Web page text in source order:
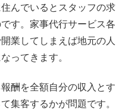
んでいるとスタッフの求
す。家事代行サービス各
業してしまえば地元の人
ってきます。
酬を全額自分の収入とす
集客するかが問題です。